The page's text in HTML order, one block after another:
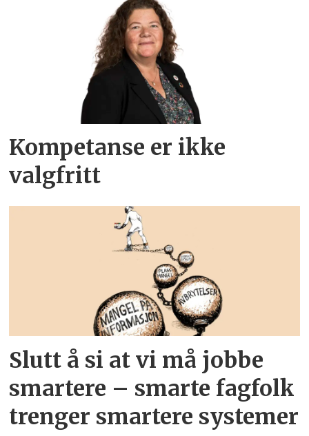
Kompetanse er ikke
valgfritt
Slutt å si at vi må jobbe
smartere – smarte fagfolk
trenger smartere systemer